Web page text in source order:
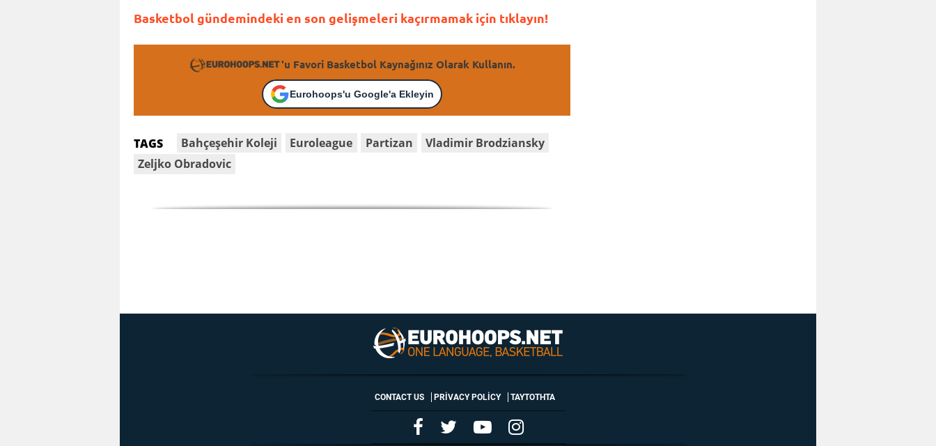
Basketbol gündemindeki en son gelişmeleri kaçırmamak için tıklayın!
'u Favori Basketbol Kaynağınız Olarak Kullanın.
Eurohoops'u Google'a Ekleyin
TAGS Bahçeşehir Koleji Euroleague Partizan
Vladimir Brodziansky
Zeljko Obradovic
CONTACT US PRIVACY POLICY ΤΑΥΤΟΤΗΤΑ